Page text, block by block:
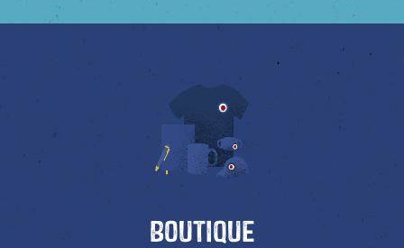
Boutique